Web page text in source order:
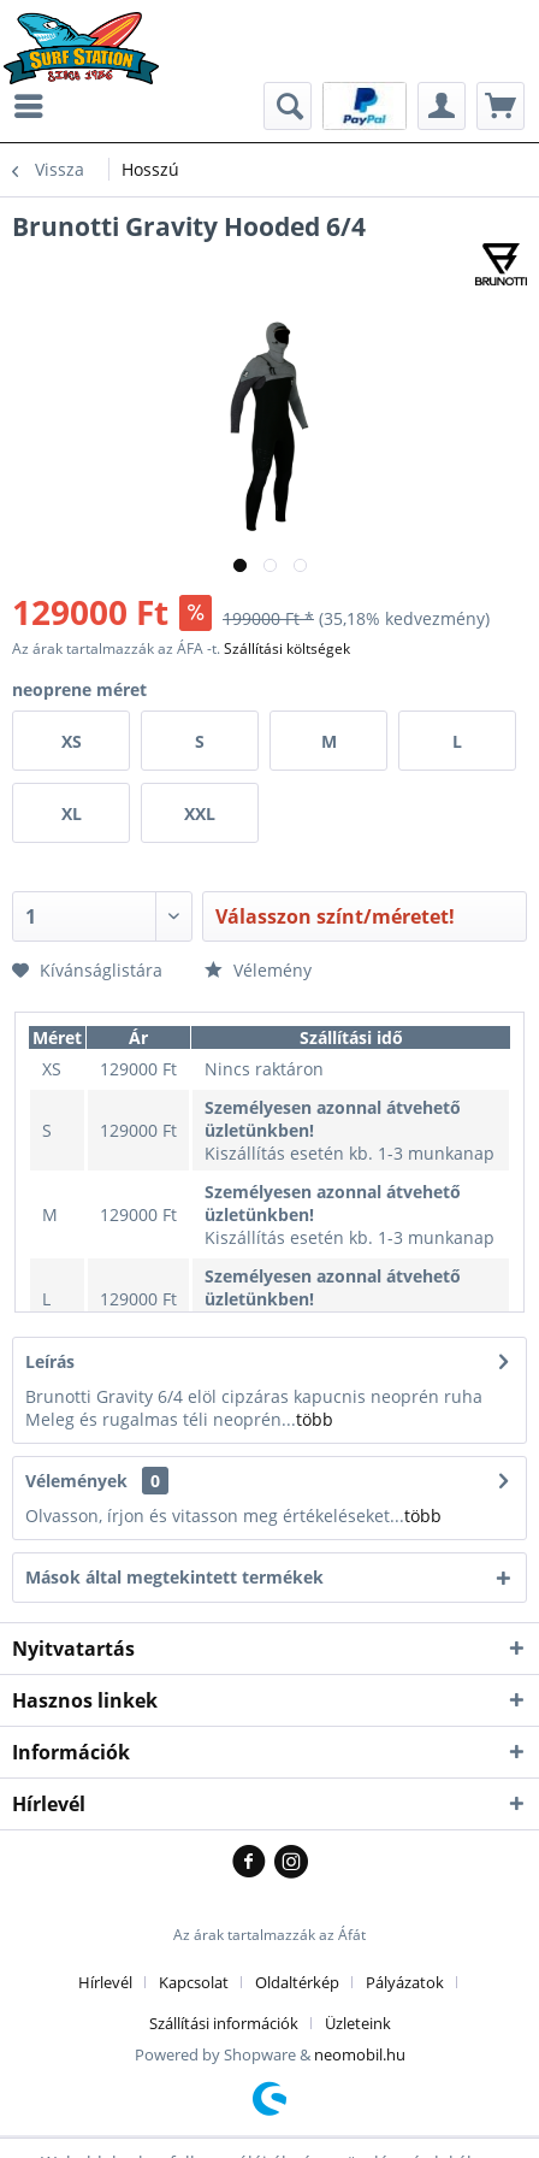
Vissza Hosszú
Brunotti Gravity Hooded 6/4
129000 Ft 199000 Ft * (35,18% kedvezmény)
Az árak tartalmazzák az ÁFA -t.Szállítási költségek
neoprene méret
XS S M L
XL XXL
Válasszon színt/méretet!
Kívánságlistára Vélemény
Méret Ár
Szállítási idő
XS
129000 Ft Nincs raktáron
S 129000 Ft
Személyesen azonnal átvehető
üzletünkben!
Kiszállítás esetén kb. 1-3 munkanap
M 129000 Ft
Személyesen azonnal átvehető
üzletünkben!
Kiszállítás esetén kb. 1-3 munkanap
L 129000 Ft
Személyesen azonnal átvehető
üzletünkben!
XL
XXL 129000 Ft
Személyesen azonnal átvehető
üzletünkben!
Kiszállítás esetén kb. 1-3 munkanap
Leírás
Brunotti Gravity 6/4 elöl cipzáras kapucnis neoprén ruha
Meleg és rugalmas téli neoprén...több
Vélemények
0
Olvasson, írjon és vitasson meg értékeléseket...több
Mások által megtekintett termékek
Nyitvatartás
Hasznos linkek
Információk
Hírlevél
Az árak tartalmazzák az Áfát
Hírlevél Kapcsolat Oldaltérkép
Pályázatok
Szállítási információk
Üzleteink
Powered by Shopware & neomobil.hu